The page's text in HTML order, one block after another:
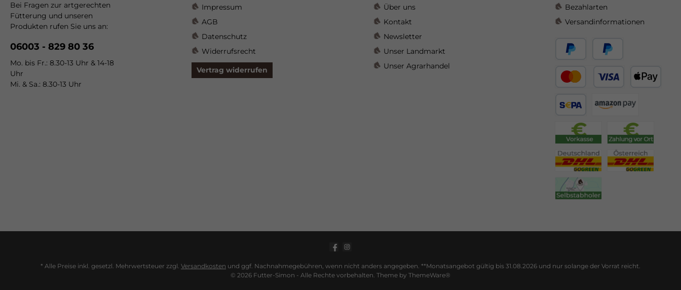
Bei Fragen zur artgerechten
Fütterung und unseren
Produkten rufen Sie uns an:
06003 - 829 80 36
Mo. bis Fr.: 8.30-13 Uhr & 14-18
Uhr
Mi. & Sa.: 8.30-13 Uhr
Impressum
AGB
Datenschutz
Widerrufsrecht
Vertrag widerrufen
Über uns
Kontakt
Newsletter
Unser Landmarkt
Unser Agrarhandel
Bezahlarten
Versandinformationen
* Alle Preise inkl. gesetzl. Mehrwertsteuer zzgl. Versandkosten und ggf. Nachnahmegebühren, wenn nicht anders angegeben. **Monatsangebot gültig bis 31.08.2026 und nur solange der Vorrat reicht.
© 2026 Futter-Simon - Alle Rechte vorbehalten. Theme by ThemeWare®